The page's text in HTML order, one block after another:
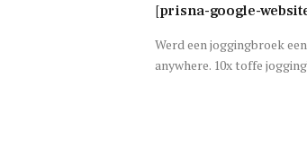
[prisna-google-
Werd een joggingbroek
anywhere. 10x toffe